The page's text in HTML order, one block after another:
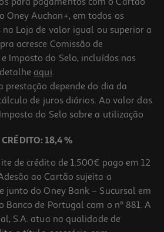
Tara Menon
Oney Auchan+, em todos os
Loja de valor igual ou superior a
acresce Comissão de
Imposto do Selo, incluídos nas
aqui.
depende do dia da
de juros diários. Ao valor das
do Selo sobre a utilização
18,4 %
de crédito de 1.500€ pago em 12
ao Cartão sujeita a
junto do Oney Bank – Sucursal em
de Portugal com o nº 881. A
S.A. atua na qualidade de